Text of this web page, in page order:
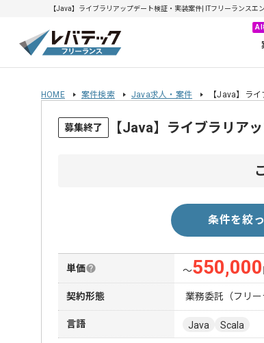
【Java】ライブラリアップデート検証・実装案件| ITフリーランス
AI
HOME 案件検索 Java求人・案件 【Java】ラ
募集終了 【Java】ライブラリア
条件を絞
単価 〜550,000
契約形態 業務委託（フリー
言語 Java Scala